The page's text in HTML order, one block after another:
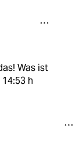
Was ist
h